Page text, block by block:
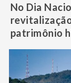
No Dia
patrimônio